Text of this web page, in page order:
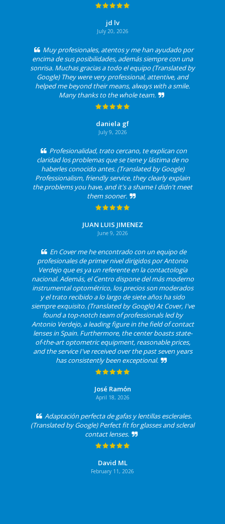
jd lv
July 20, 2026
Muy profesionales, atentos y me han ayudado por
encima de sus posibilidades, además siempre con una
sonrisa. Muchas gracias a todo el equipo (Translated by
Google) They were very professional, attentive, and
helped me beyond their means, always with a smile.
Many thanks to the whole team.
daniela gf
July 9, 2026
Profesionalidad, trato cercano, te explican con
claridad los problemas que se tiene y lástima de no
haberles conocido antes. (Translated by Google)
Professionalism, friendly service, they clearly explain
the problems you have, and it's a shame I didn't meet
them sooner.
JUAN LUIS JIMENEZ
June 9, 2026
En Cover me he encontrado con un equipo de
profesionales de primer nivel dirigidos por Antonio
Verdejo que es ya un referente en la contactología
nacional. Además, el Centro dispone del más moderno
instrumental optométrico, los precios son moderados
y el trato recibido a lo largo de siete años ha sido
siempre exquisito. (Translated by Google) At Cover, I've
found a top-notch team of professionals led by
Antonio Verdejo, a leading figure in the field of contact
lenses in Spain. Furthermore, the center boasts state-
of-the-art optometric equipment, reasonable prices,
and the service I've received over the past seven years
has consistently been exceptional.
José Ramón
April 18, 2026
Adaptación perfecta de gafas y lentillas esclerales.
(Translated by Google) Perfect fit for glasses and scleral
contact lenses.
David ML
February 11, 2026